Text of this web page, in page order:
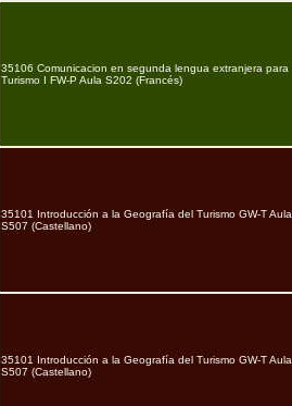
35106 Comunicacion en segunda lengua extranjera para
Turismo I FW-P Aula S202 (Francés)
35101 Introducción a la Geografía del Turismo GW-T Aula
S507 (Castellano)
35101 Introducción a la Geografía del Turismo GW-T Aula
S507 (Castellano)